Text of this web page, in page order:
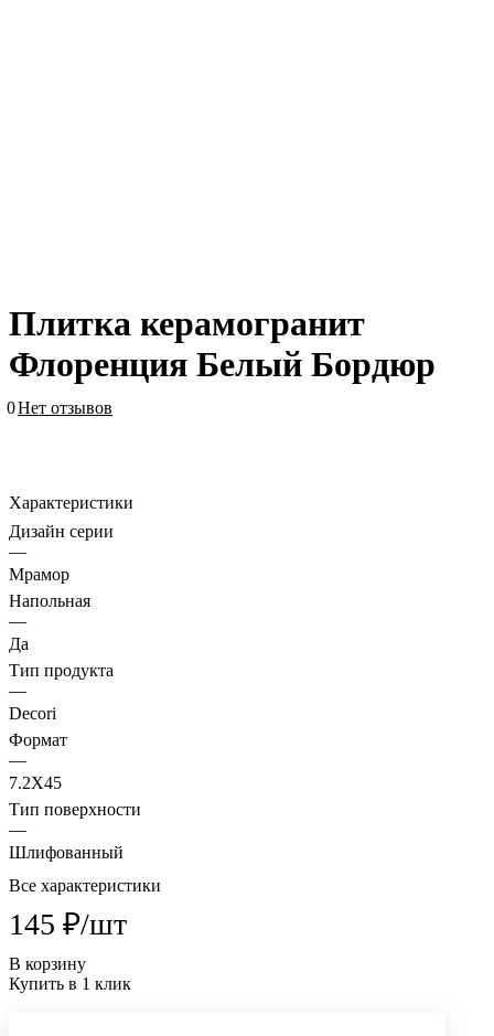
Плитка керамогранит
Флоренция Белый Бордюр
0Нет отзывов
Характеристики
Дизайн серии
—
Мрамор
Напольная
—
Да
Тип продукта
—
Decori
Формат
—
7.2X45
Тип поверхности
—
Шлифованный
Все характеристики
145 ₽/шт
В корзину
Купить в 1 клик